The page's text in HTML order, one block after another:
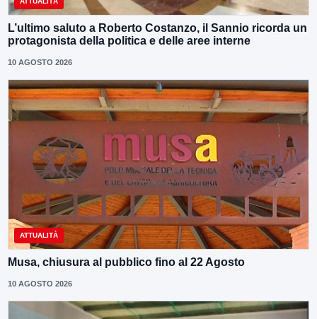
L’ultimo saluto a Roberto Costanzo, il Sannio ricorda un
protagonista della politica e delle aree interne
10 AGOSTO 2026
ATTUALITÀ
Musa, chiusura al pubblico fino al 22 Agosto
10 AGOSTO 2026